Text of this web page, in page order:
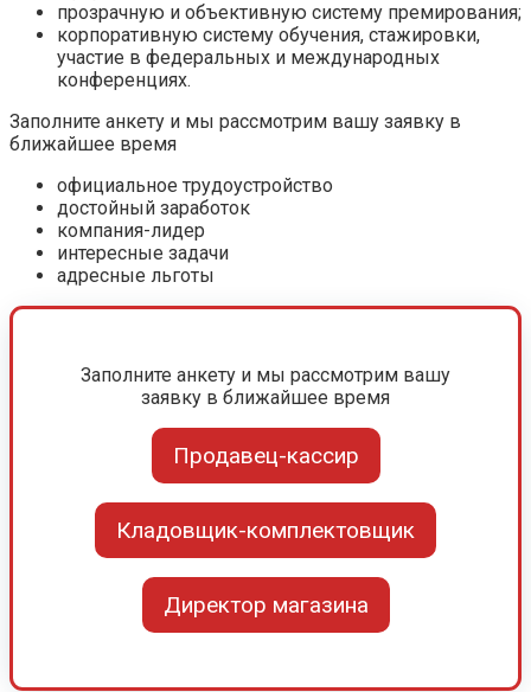
прозрачную и объективную систему премирования;
корпоративную систему обучения, стажировки,
участие в федеральных и международных
конференциях.
Заполните анкету и мы рассмотрим вашу заявку в
ближайшее время
официальное трудоустройство
достойный заработок
компания-лидер
интересные задачи
адресные льготы
Заполните анкету и мы рассмотрим вашу
заявку в ближайшее время
Продавец-кассир
Кладовщик-комплектовщик
Директор магазина